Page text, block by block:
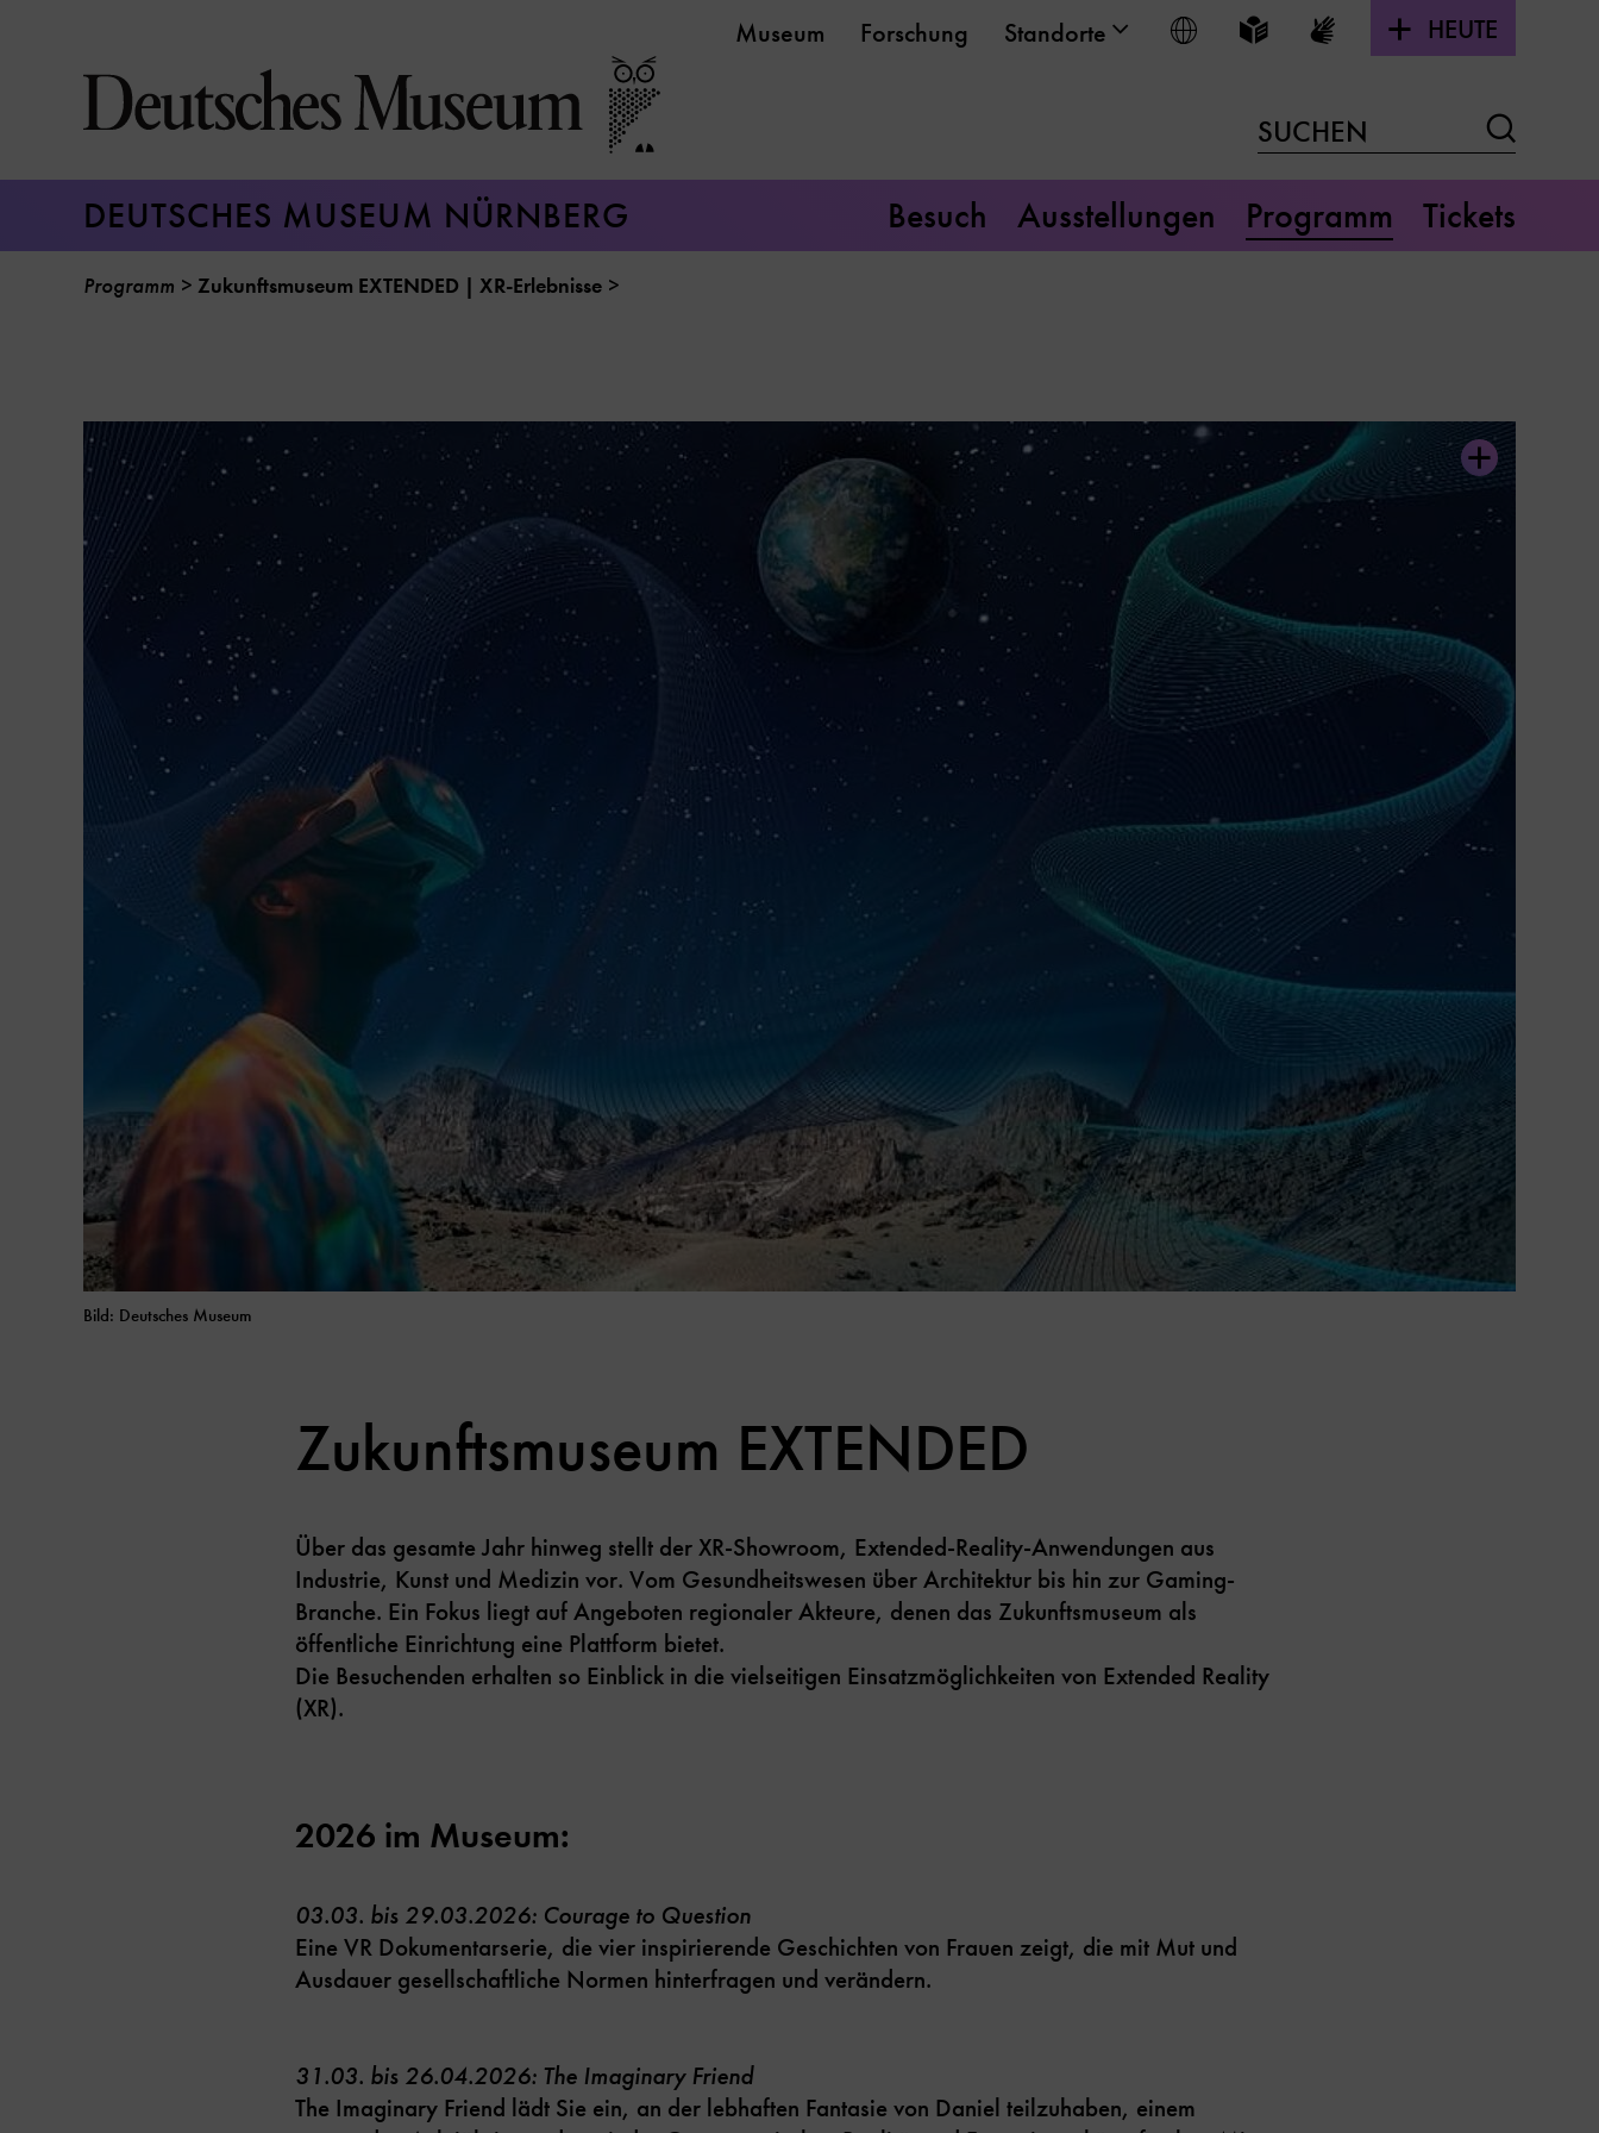
Seiteninhalt
Museum Forschung Standorte Sprache wählen
Leichte Sprache
Gebärdensprache
HEUTE
SUCHEN
DEUTSCHES MUSEUM NÜRNBERG Besuch Ausstellungen Programm Tickets
Programm Zukunftsmuseum EXTENDED | XR-Erlebnisse
Bild: Deutsches Museum
Zukunftsmuseum EXTENDED
Über das gesamte Jahr hinweg stellt der XR-Showroom, Extended-Reality-Anwendungen aus
Industrie, Kunst und Medizin vor. Vom Gesundheitswesen über Architektur bis hin zur Gaming-
Branche. Ein Fokus liegt auf Angeboten regionaler Akteure, denen das Zukunftsmuseum als
öffentliche Einrichtung eine Plattform bietet.
Die Besuchenden erhalten so Einblick in die vielseitigen Einsatzmöglichkeiten von Extended Reality
(XR).
2026 im Museum:
03.03. bis 29.03.2026: Courage to Question
Eine VR Dokumentarserie, die vier inspirierende Geschichten von Frauen zeigt, die mit Mut und
Ausdauer gesellschaftliche Normen hinterfragen und verändern.
31.03. bis 26.04.2026: The Imaginary Friend
The Imaginary Friend lädt Sie ein, an der lebhaften Fantasie von Daniel teilzuhaben, einem